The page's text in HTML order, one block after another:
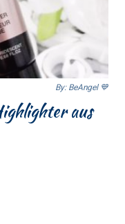
By: BeAngel 💙
aus